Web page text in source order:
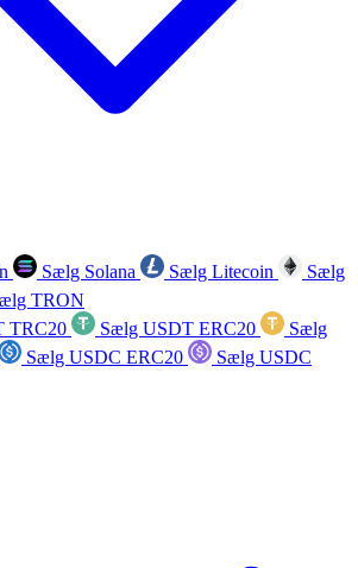
Sælg Solana Sælg Litecoin
Sælg
TRON
TRC20
Sælg USDT ERC20
Sælg
Sælg USDC ERC20
Sælg USDC